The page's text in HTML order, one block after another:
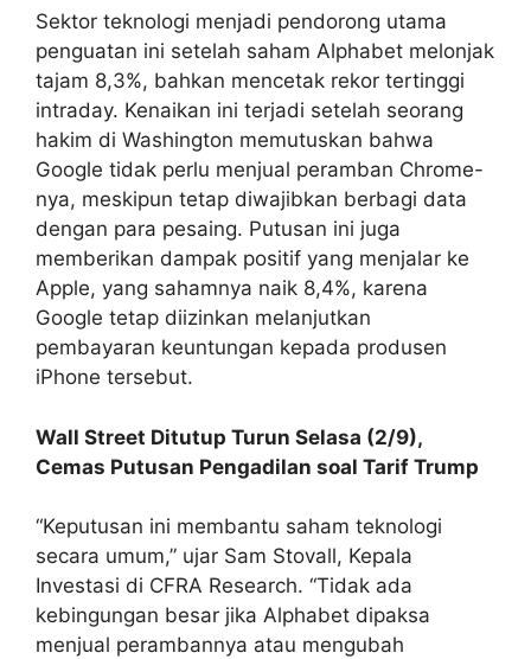
Sektor teknologi menjadi pendorong utama
penguatan ini setelah saham Alphabet melonjak
tajam 8,3%, bahkan mencetak rekor tertinggi
intraday. Kenaikan ini terjadi setelah seorang
hakim di Washington memutuskan bahwa
Google tidak perlu menjual peramban Chrome-
nya, meskipun tetap diwajibkan berbagi data
dengan para pesaing. Putusan ini juga
memberikan dampak positif yang menjalar ke
Apple, yang sahamnya naik 8,4%, karena
Google tetap diizinkan melanjutkan
pembayaran keuntungan kepada produsen
iPhone tersebut.
Wall Street Ditutup Turun Selasa (2/9),
Cemas Putusan Pengadilan soal Tarif Trump
“Keputusan ini membantu saham teknologi
secara umum,” ujar Sam Stovall, Kepala
Investasi di CFRA Research. “Tidak ada
kebingungan besar jika Alphabet dipaksa
menjual perambannya atau mengubah